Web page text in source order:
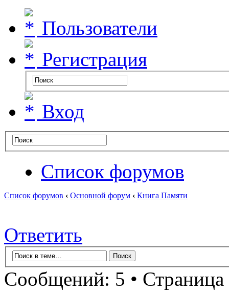
Пользователи
Регистрация
Вход
Список форумов
Список форумов ‹ Основной форум ‹ Книга Памяти
Ответить
Сообщений: 5 • Страница